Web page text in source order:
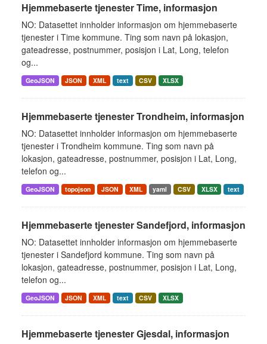
Hjemmebaserte tjenester Time, informasjon
NO: Datasettet innholder informasjon om hjemmebaserte
tjenester i Time kommune. Ting som navn på lokasjon,
gateadresse, postnummer, posisjon i Lat, Long, telefon
og...
GeoJSON JSON XML text CSV XLSX
Hjemmebaserte tjenester Trondheim, informasjon
NO: Datasettet innholder informasjon om hjemmebaserte
tjenester i Trondheim kommune. Ting som navn på
lokasjon, gateadresse, postnummer, posisjon i Lat, Long,
telefon og...
GeoJSON topojson JSON XML yaml CSV XLSX text
Hjemmebaserte tjenester Sandefjord, informasjon
NO: Datasettet innholder informasjon om hjemmebaserte
tjenester i Sandefjord kommune. Ting som navn på
lokasjon, gateadresse, postnummer, posisjon i Lat, Long,
telefon og...
GeoJSON JSON XML text CSV XLSX
Hjemmebaserte tjenester Gjesdal, informasjon